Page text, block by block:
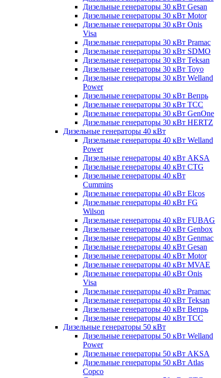
Дизельные генераторы 30 кВт Gesan
Дизельные генераторы 30 кВт Motor
Дизельные генераторы 30 кВт Onis
Visa
Дизельные генераторы 30 кВт Pramac
Дизельные генераторы 30 кВт SDMO
Дизельные генераторы 30 кВт Teksan
Дизельные генераторы 30 кВт Toyo
Дизельные генераторы 30 кВт Welland
Power
Дизельные генераторы 30 кВт Вепрь
Дизельные генераторы 30 кВт ТСС
Дизельные генераторы 30 кВт GenOne
Дизельные генераторы 30 кВт HERTZ
Дизельные генераторы 40 кВт
Дизельные генераторы 40 кВт Welland
Power
Дизельные генераторы 40 кВт AKSA
Дизельные генераторы 40 кВт CTG
Дизельные генераторы 40 кВт
Cummins
Дизельные генераторы 40 кВт Elcos
Дизельные генераторы 40 кВт FG
Wilson
Дизельные генераторы 40 кВт FUBAG
Дизельные генераторы 40 кВт Genbox
Дизельные генераторы 40 кВт Genmac
Дизельные генераторы 40 кВт Gesan
Дизельные генераторы 40 кВт Motor
Дизельные генераторы 40 кВт MVAE
Дизельные генераторы 40 кВт Onis
Visa
Дизельные генераторы 40 кВт Pramac
Дизельные генераторы 40 кВт Teksan
Дизельные генераторы 40 кВт Вепрь
Дизельные генераторы 40 кВт ТСС
Дизельные генераторы 50 кВт
Дизельные генераторы 50 кВт Welland
Power
Дизельные генераторы 50 кВт AKSA
Дизельные генераторы 50 кВт Atlas
Copco